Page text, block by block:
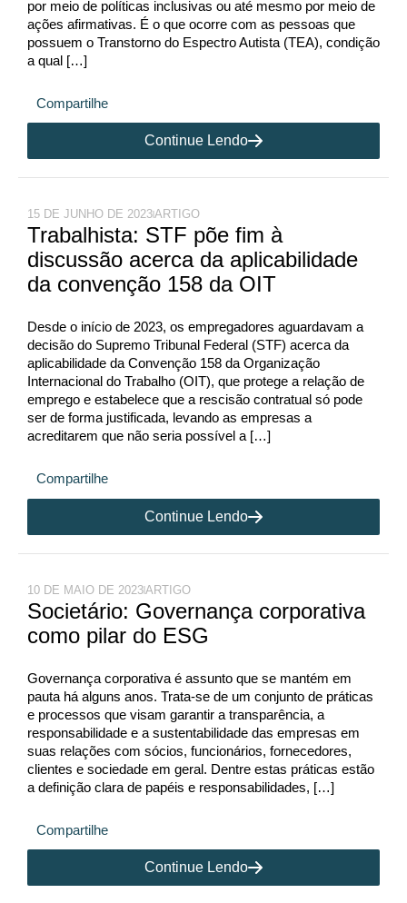
por meio de políticas inclusivas ou até mesmo por meio de
ações afirmativas. É o que ocorre com as pessoas que
possuem o Transtorno do Espectro Autista (TEA), condição
a qual […]
Compartilhe
Continue Lendo
15 DE JUNHO DE 2023ARTIGO
Trabalhista: STF põe fim à
discussão acerca da aplicabilidade
da convenção 158 da OIT
Desde o início de 2023, os empregadores aguardavam a
decisão do Supremo Tribunal Federal (STF) acerca da
aplicabilidade da Convenção 158 da Organização
Internacional do Trabalho (OIT), que protege a relação de
emprego e estabelece que a rescisão contratual só pode
ser de forma justificada, levando as empresas a
acreditarem que não seria possível a […]
Compartilhe
Continue Lendo
10 DE MAIO DE 2023ARTIGO
Societário: Governança corporativa
como pilar do ESG
Governança corporativa é assunto que se mantém em
pauta há alguns anos. Trata-se de um conjunto de práticas
e processos que visam garantir a transparência, a
responsabilidade e a sustentabilidade das empresas em
suas relações com sócios, funcionários, fornecedores,
clientes e sociedade em geral. Dentre estas práticas estão
a definição clara de papéis e responsabilidades, […]
Compartilhe
Continue Lendo